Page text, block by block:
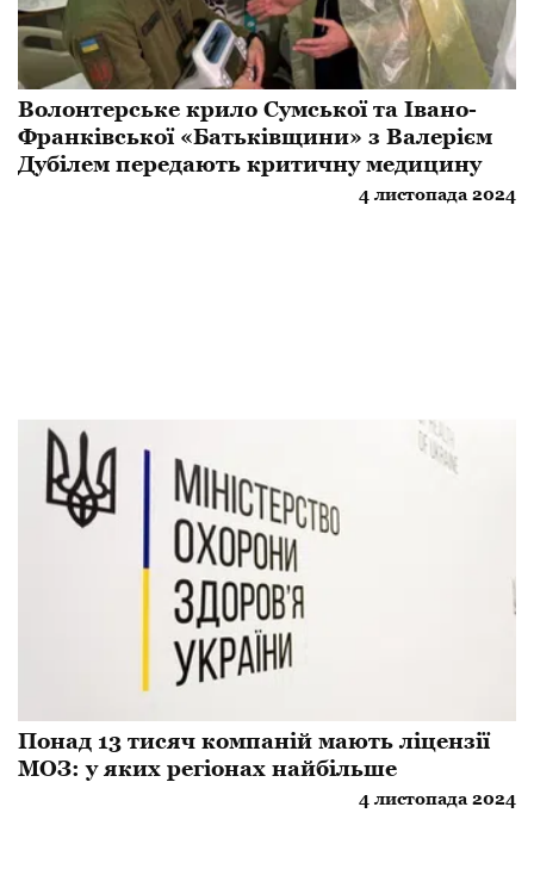
Волонтерське крило Сумської та Івано-
Франківської «Батьківщини» з Валерієм
Дубілем передають критичну медицину
4 листопада 2024
​Понад 13 тисяч компаній мають ліцензії
МОЗ: у яких регіонах найбільше
4 листопада 2024